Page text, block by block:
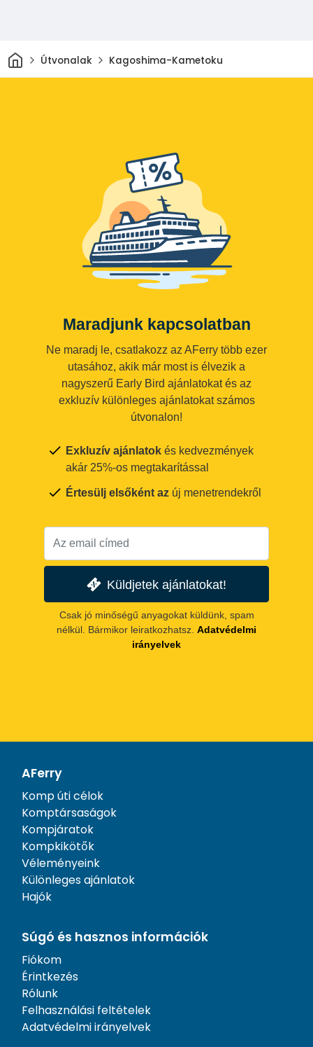
Otthon
Útvonalak Kagoshima-Kametoku
Maradjunk kapcsolatban
Ne maradj le, csatlakozz az AFerry több ezer
utasához, akik már most is élvezik a
nagyszerű Early Bird ajánlatokat és az
exkluzív különleges ajánlatokat számos
útvonalon!
Exkluzív ajánlatok és kedvezmények
akár 25%-os megtakarítással
Értesülj elsőként az új menetrendekről
Küldjetek ajánlatokat!
Csak jó minőségű anyagokat küldünk, spam
nélkül. Bármikor leiratkozhatsz. Adatvédelmi
irányelvek
AFerry
Komp úti célok
Komptársaságok
Kompjáratok
Kompkikötők
Véleményeink
Különleges ajánlatok
Hajók
Súgó és hasznos információk
Fiókom
Érintkezés
Rólunk
Felhasználási feltételek
Adatvédelmi irányelvek